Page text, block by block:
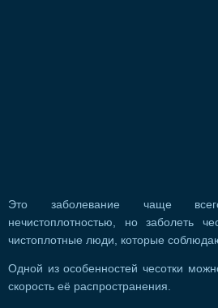
Это заболевание чаще
нечистоплотностью, но заболеть
чистоплотные люди, которые
Одной из особенностей чесотки
скорость её распространения.